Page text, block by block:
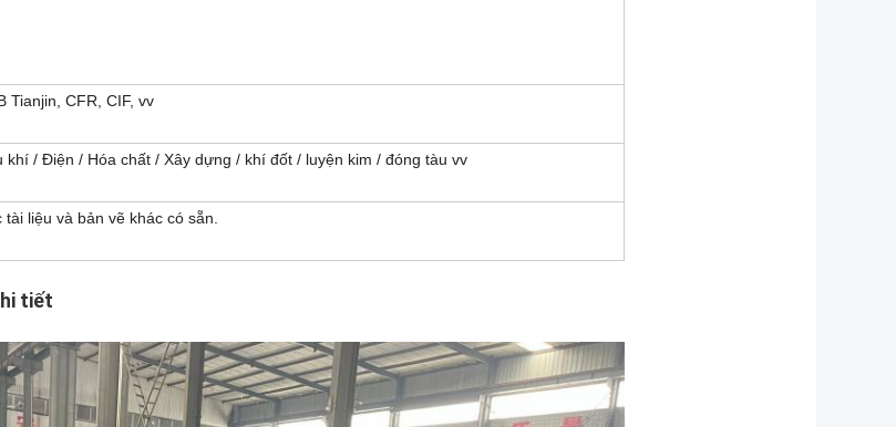
Tianjin, CFR, CIF, vv
khí / Điện / Hóa chất / Xây dựng / khí đốt / luyện kim / đóng tàu vv
tài liệu và bản vẽ khác có sẵn.
tiết